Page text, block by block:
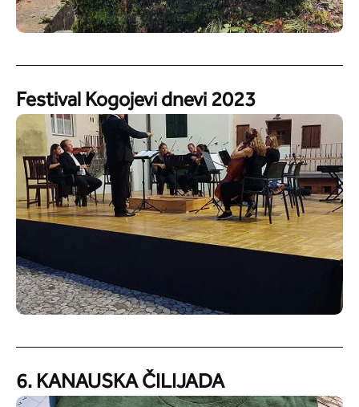
Festival Kogojevi dnevi 2023
6. KANAUSKA ČILIJADA